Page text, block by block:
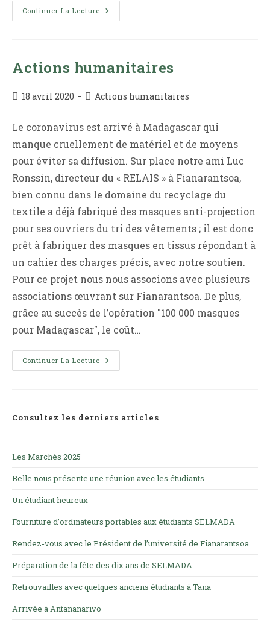
Continuer La Lecture Remerciements
Actions humanitaires
Publication
18 avril 2020
PostActions humanitaires
Le coronavirus est arrivé à Madagascar qui
manque cruellement de matériel et de moyens
pour éviter sa diffusion. Sur place notre ami Luc
Ronssin, directeur du « RELAIS » à Fianarantsoa,
bien connu dans le domaine du recyclage du
textile a déjà fabriqué des masques anti-projection
pour ses ouvriers du tri des vêtements ; il est donc
prêt à fabriquer des masques en tissus répondant à
un cahier des charges précis, avec notre soutien.
Pour ce projet nous nous associons avec plusieurs
associations œuvrant sur Fianarantsoa. De plus,
grâce au succès de l’opération "100 000 masques
pour Madagascar", le coût…
Continuer La Lecture Actions
Humanitaires
Consultez les derniers articles
Les Marchés 2025
Belle nous présente une réunion avec les étudiants
Un étudiant heureux
Fourniture d’ordinateurs portables aux étudiants SELMADA
Rendez-vous avec le Président de l’université de Fianarantsoa
Préparation de la fête des dix ans de SELMADA
Retrouvailles avec quelques anciens étudiants à Tana
Arrivée à Antananarivo